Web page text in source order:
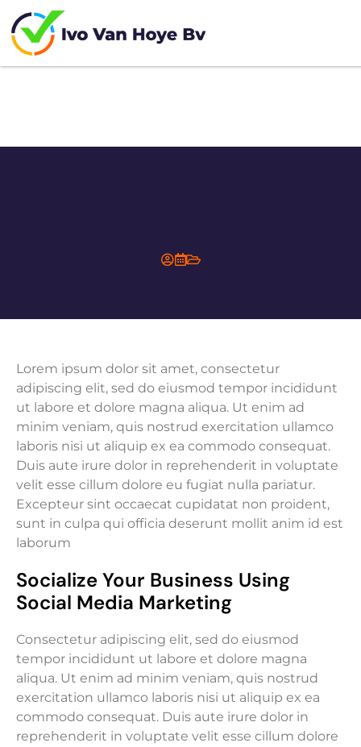
Lorem ipsum dolor sit amet, consectetur
adipiscing elit, sed do eiusmod tempor incididunt
ut labore et dolore magna aliqua. Ut enim ad
minim veniam, quis nostrud exercitation ullamco
laboris nisi ut aliquip ex ea commodo consequat.
Duis aute irure dolor in reprehenderit in voluptate
velit esse cillum dolore eu fugiat nulla pariatur.
Excepteur sint occaecat cupidatat non proident,
sunt in culpa qui officia deserunt mollit anim id est
laborum
Socialize Your Business Using
Social Media Marketing
Consectetur adipiscing elit, sed do eiusmod
tempor incididunt ut labore et dolore magna
aliqua. Ut enim ad minim veniam, quis nostrud
exercitation ullamco laboris nisi ut aliquip ex ea
commodo consequat. Duis aute irure dolor in
reprehenderit in voluptate velit esse cillum dolore